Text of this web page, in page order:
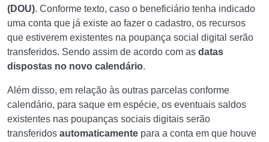
(DOU). Conforme texto, caso o beneficiário tenha indicado
uma conta que já existe ao fazer o cadastro, os recursos
que estiverem existentes na poupança social digital serão
transferidos. Sendo assim de acordo com as datas
dispostas no novo calendário.
Além disso, em relação às outras parcelas conforme
calendário, para saque em espécie, os eventuais saldos
existentes nas poupanças sociais digitais serão
transferidos automaticamente para a conta em que houve